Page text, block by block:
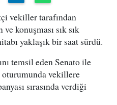
vekiller tarafından
konuşması sık sık
yaklaşık bir saat sürdü.
temsil eden Senato ile
vekillere
sırasında verdiği